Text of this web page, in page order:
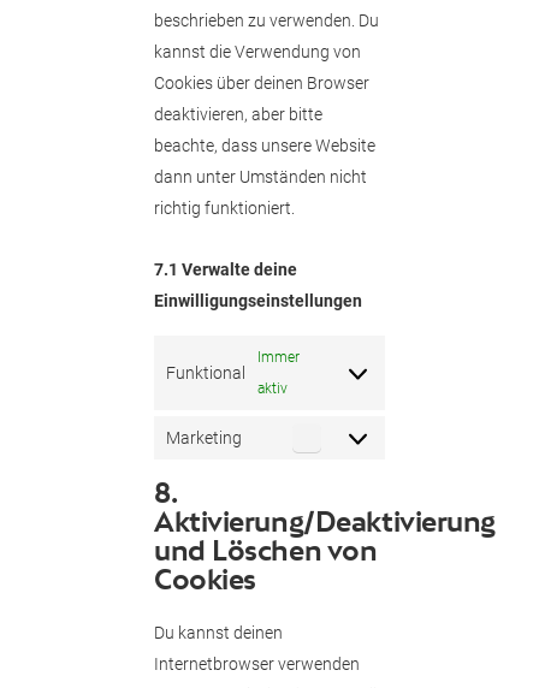
beschrieben zu verwenden. Du
kannst die Verwendung von
Cookies über deinen Browser
deaktivieren, aber bitte
beachte, dass unsere Website
dann unter Umständen nicht
richtig funktioniert.
7.1 Verwalte deine
Einwilligungseinstellungen
Funktional
Immer
aktiv
Marketing
Marketing
8.
Aktivierung/Deaktivierung
und Löschen von
Cookies
Du kannst deinen
Internetbrowser verwenden